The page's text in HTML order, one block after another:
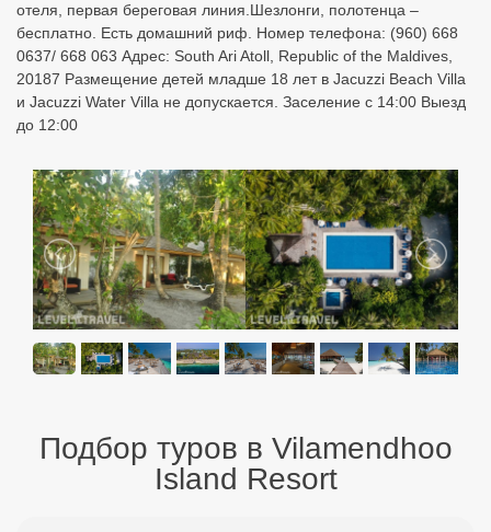
отеля, первая береговая линия.Шезлонги, полотенца –
бесплатно. Есть домашний риф. Номер телефона: (960) 668
0637/ 668 063 Адрес: South Ari Atoll, Republic of the Maldives,
20187 Размещение детей младше 18 лет в Jacuzzi Beach Villa
и Jacuzzi Water Villa не допускается. Заселение с 14:00 Выезд
до 12:00
Подбор туров в Vilamendhoo
Island Resort